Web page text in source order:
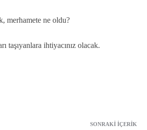
merhamete ne oldu?
taşıyanlara ihtiyacınız olacak.
SONRAKI İÇERIK